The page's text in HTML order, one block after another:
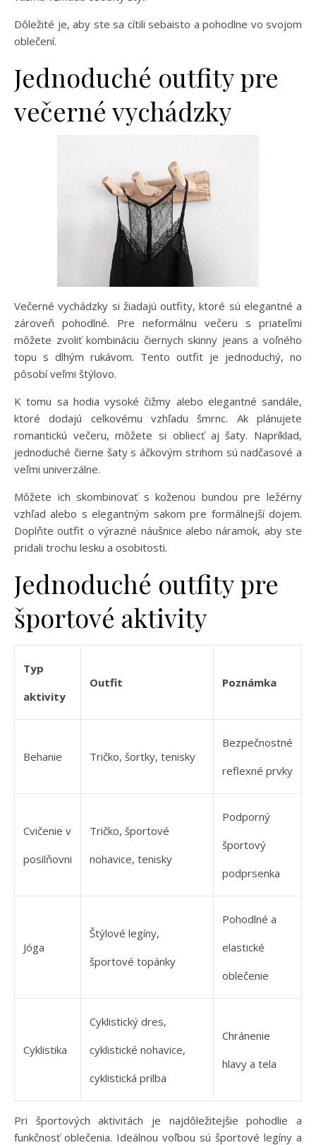
Dôležité je, aby ste sa cítili sebaisto a pohodlne vo svojom
oblečení.
Jednoduché outfity pre
večerné vychádzky
Večerné vychádzky si žiadajú outfity, ktoré sú elegantné a
zároveň pohodlné. Pre neformálnu večeru s priateľmi
môžete zvoliť kombináciu čiernych skinny jeans a voľného
topu s dlhým rukávom. Tento outfit je jednoduchý, no
pôsobí veľmi štýlovo.
K tomu sa hodia vysoké čižmy alebo elegantné sandále,
ktoré dodajú celkovému vzhľadu šmrnc. Ak plánujete
romantickú večeru, môžete si obliecť aj šaty. Napríklad,
jednoduché čierne šaty s áčkovým strihom sú nadčasové a
veľmi univerzálne.
Môžete ich skombinovať s koženou bundou pre ležérny
vzhľad alebo s elegantným sakom pre formálnejší dojem.
Doplňte outfit o výrazné náušnice alebo náramok, aby ste
pridali trochu lesku a osobitosti.
Jednoduché outfity pre
športové aktivity
Typ
aktivity
Outfit Poznámka
Behanie Tričko, šortky, tenisky
Bezpečnostné
reflexné prvky
Cvičenie v
posilňovni
Tričko, športové
nohavice, tenisky
Podporný
športový
podprsenka
Jóga
Štýlové legíny,
športové topánky
Pohodlné a
elastické
oblečenie
Cyklistika
Cyklistický dres,
cyklistické nohavice,
cyklistická prilba
Chránenie
hlavy a tela
Pri športových aktivitách je najdôležitejšie pohodlie a
funkčnosť oblečenia. Ideálnou voľbou sú športové legíny a